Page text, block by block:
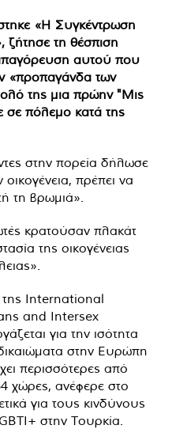
«Η Συγκέντρωση
ζήτησε τη θέσπιση
αυτού που
«προπαγάνδα των
της μια πρώην "Μις
σε πόλεμο κατά της
στην πορεία δήλωσε
πρέπει να
τη βρωμιά».
κρατούσαν πλακάτ
της οικογένειας
International
and Intersex
για την ισότητα
στην Ευρώπη
περισσότερες από
χώρες, ανέφερε στο
για τους κινδύνους
στην Τουρκία.